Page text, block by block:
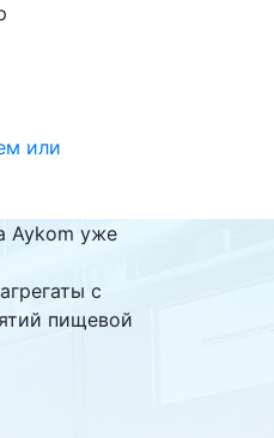
или
Aykom уже
с
пищевой